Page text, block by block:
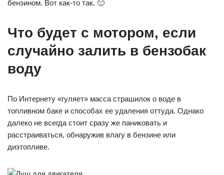
бензином. Вот как-то так. 🙂
Что будет с мотором, если
случайно залить в бензобак
воду
По Интернету «гуляет» масса страшилок о воде в
топливном баке и способах ее удаления оттуда. Однако
далеко не всегда стоит сразу же паниковать и
расстраиваться, обнаружив влагу в бензине или
дизтопливе.